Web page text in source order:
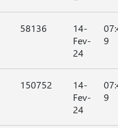
58136
14-
Fev-
24
9
150752
14-
Fev-
24
9